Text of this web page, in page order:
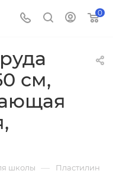
0
см,
школы — Пластилин